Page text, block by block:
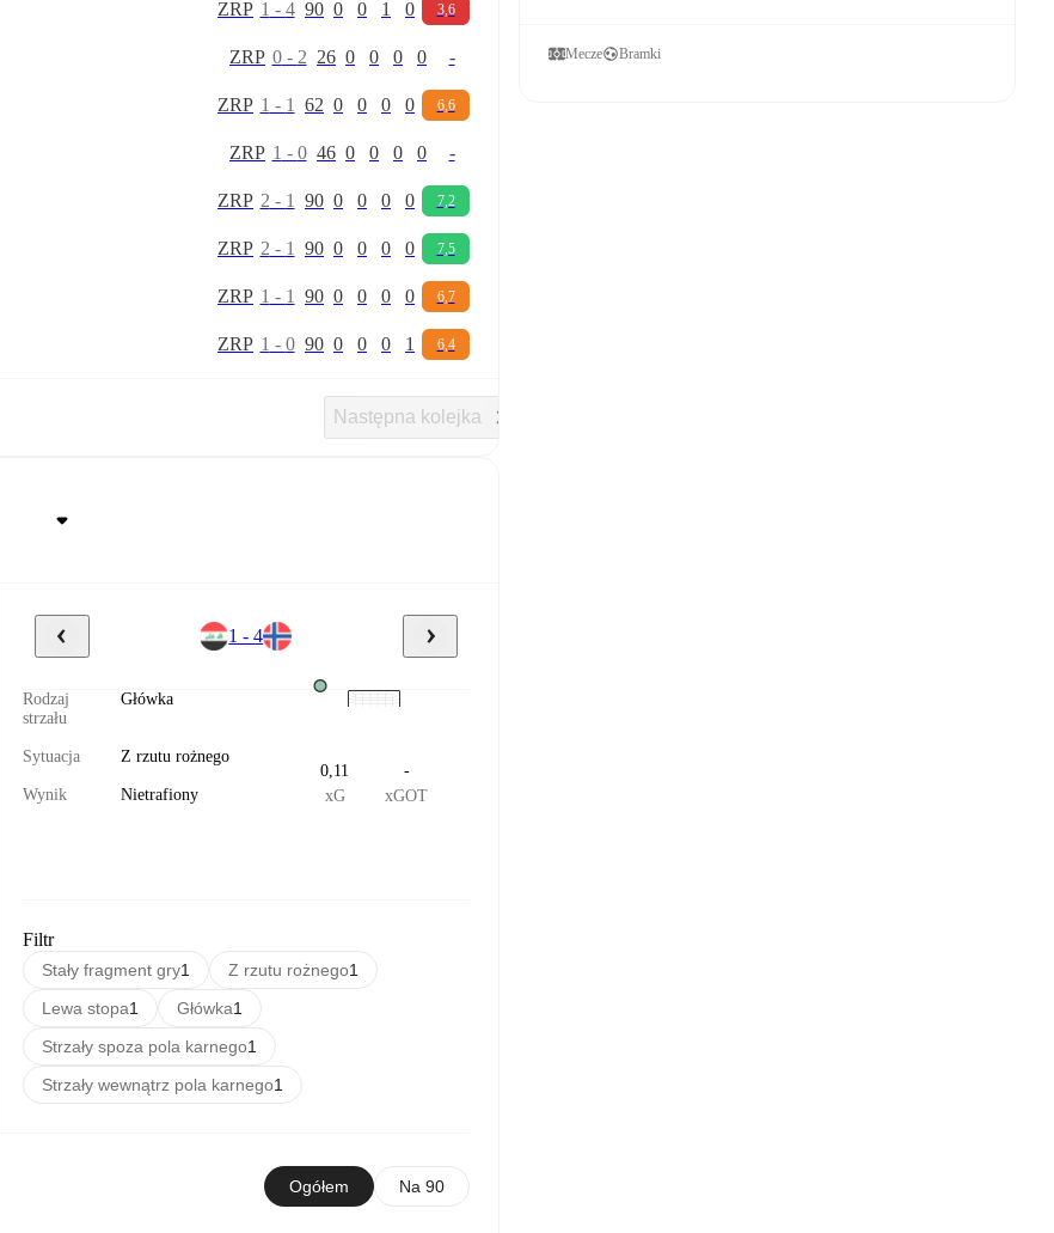
ZRP 1 - 4 90 0 0 1 0 3,6
ZRP 0- 2 26 0 0 0 0 -
ZRP 1 - 1 62 0 0 0 0 6,6
ZRP 1 - 0 46 0 0 0 0 -
ZRP 2 - 1 90 0 0 0 0 7,2
ZRP 2 - 1 90 0 0 0 0 7,5
ZRP 1 - 1 90 0 0 0 0 6,7
ZRP 1 - 0 90 0 0 0 1 6,4
Następna kolejka
1 - 4
Rodzaj
strzału
Główka
Sytuacja Z rzutu rożnego
Wynik Nietrafiony
0,11
xG
-
xGOT
Filtr
Stały fragment gry1 Z rzutu rożnego1
Lewa stopa1 Główka1
Strzały spoza pola karnego1
Strzały wewnątrz pola karnego1
Ogółem Na 90
Mecze Bramki